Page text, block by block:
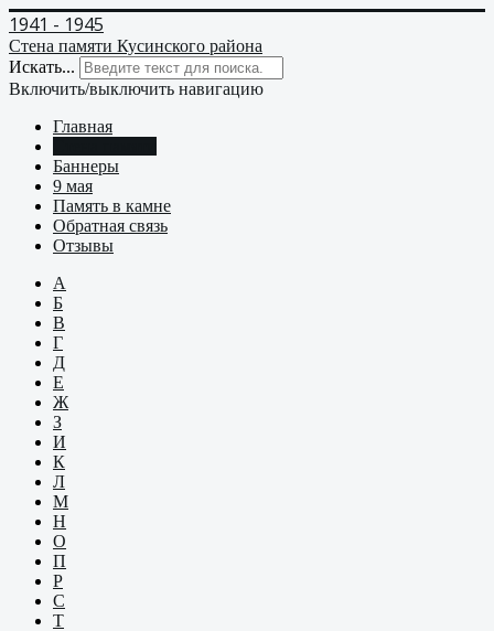
1941 - 1945
Стена памяти Кусинского района
Искать...
Включить/выключить навигацию
Главная
Баннеры
9 мая
Память в камне
Обратная связь
Отзывы
А
Б
В
Г
Д
Е
Ж
З
И
К
Л
М
Н
О
П
Р
С
Т